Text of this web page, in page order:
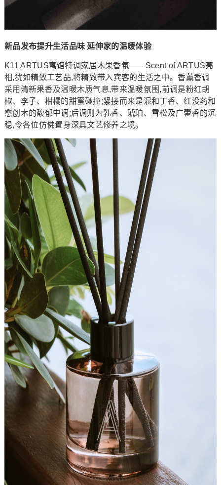
新品发布提升生活品味 延伸家的温暖体验
K11 ARTUS寓馆特调家居木果香氛——Scent of ARTUS亮
相,犹如精致工艺品,将精致带入宾客的生活之中。香薰香调
采用清新果香及温暖木质气息,带来温暖氛围,前调是粉红胡
椒、李子、柑橘的甜蜜碰撞;紧接而来是混和丁香、红没药和
愈创木的馥郁中调;后调则为乳香、琥珀、雪松及广藿香的沉
稳,令各位仿佛置身深具文艺修养之境。